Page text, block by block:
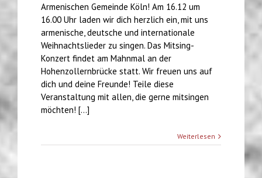
Armenischen Gemeinde Köln! Am 16.12 um
16.00 Uhr laden wir dich herzlich ein, mit uns
armenische, deutsche und internationale
Weihnachtslieder zu singen. Das Mitsing-
Konzert findet am Mahnmal an der
Hohenzollernbrücke statt. Wir freuen uns auf
dich und deine Freunde! Teile diese
Veranstaltung mit allen, die gerne mitsingen
möchten! [...]
Weiterlesen